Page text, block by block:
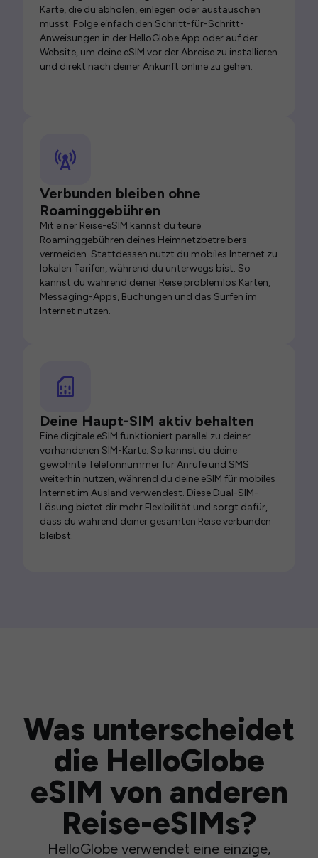
Karte, die du abholen, einlegen oder austauschen
musst. Folge einfach den Schritt-für-Schritt-
Anweisungen in der HelloGlobe App oder auf der
Website, um deine eSIM vor der Abreise zu installieren
und direkt nach deiner Ankunft online zu gehen.
Verbunden bleiben ohne
Roaminggebühren
Mit einer Reise-eSIM kannst du teure
Roaminggebühren deines Heimnetzbetreibers
vermeiden. Stattdessen nutzt du mobiles Internet zu
lokalen Tarifen, während du unterwegs bist. So
kannst du während deiner Reise problemlos Karten,
Messaging-Apps, Buchungen und das Surfen im
Internet nutzen.
Deine Haupt-SIM aktiv behalten
Eine digitale eSIM funktioniert parallel zu deiner
vorhandenen SIM-Karte. So kannst du deine
gewohnte Telefonnummer für Anrufe und SMS
weiterhin nutzen, während du deine eSIM für mobiles
Internet im Ausland verwendest. Diese Dual-SIM-
Lösung bietet dir mehr Flexibilität und sorgt dafür,
dass du während deiner gesamten Reise verbunden
bleibst.
Was unterscheidet
die HelloGlobe
eSIM von anderen
Reise-eSIMs?
HelloGlobe verwendet eine einzige,